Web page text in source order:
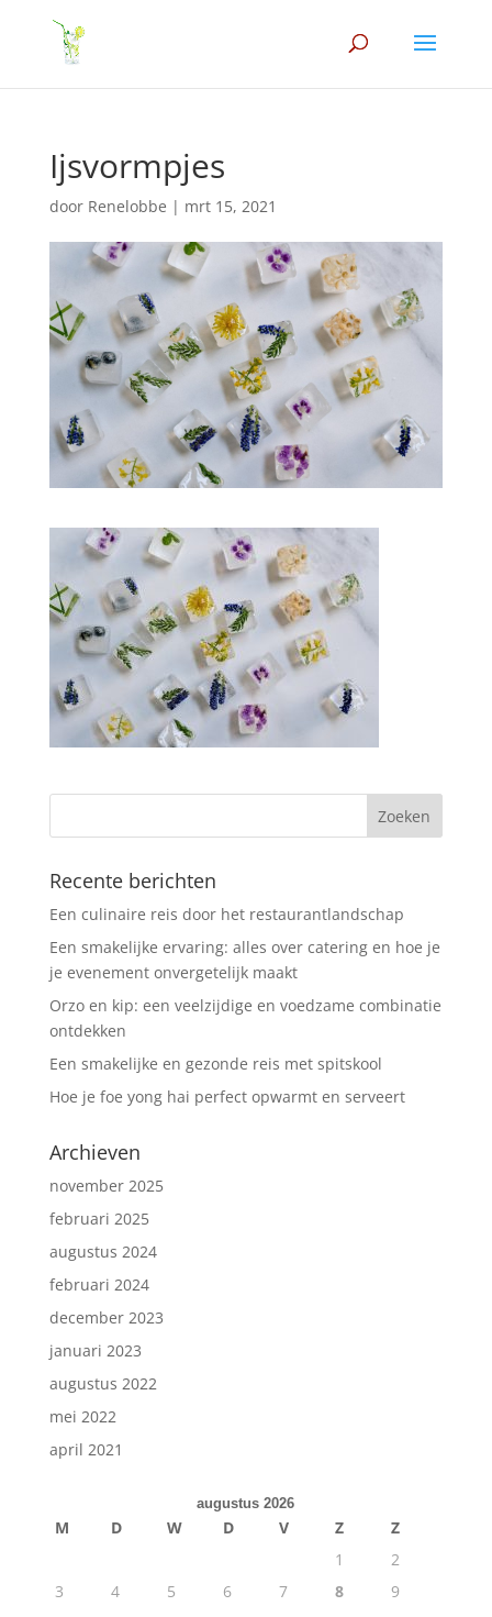
Ijsvormpjes
door Renelobbe | mrt 15, 2021
Recente berichten
Een culinaire reis door het restaurantlandschap
Een smakelijke ervaring: alles over catering en hoe je
je evenement onvergetelijk maakt
Orzo en kip: een veelzijdige en voedzame combinatie
ontdekken
Een smakelijke en gezonde reis met spitskool
Hoe je foe yong hai perfect opwarmt en serveert
Archieven
november 2025
februari 2025
augustus 2024
februari 2024
december 2023
januari 2023
augustus 2022
mei 2022
april 2021
augustus 2026
M D W D V Z
Z
1
2
3
4 5 6 7 8
9